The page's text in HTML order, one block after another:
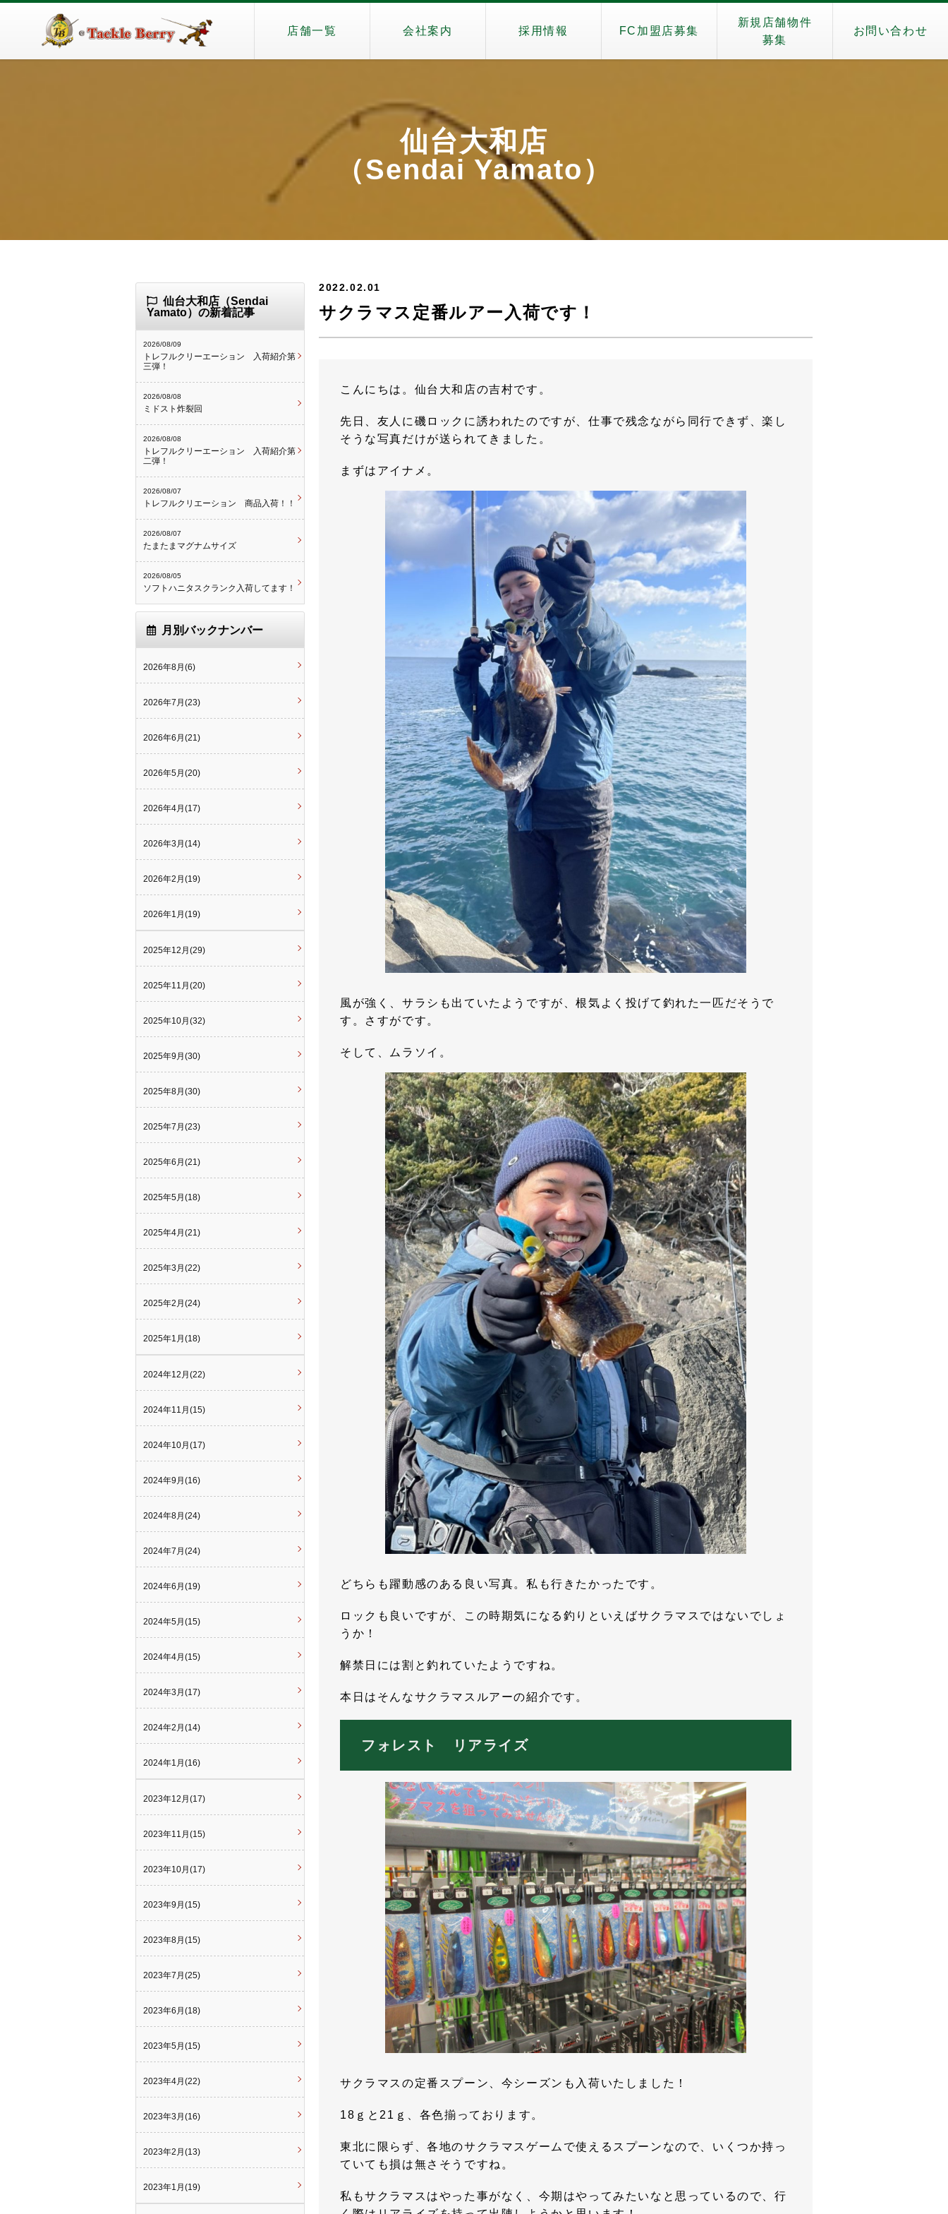
店舗一覧 会社案内 採用情報 FC加盟店募集
新規店舗物件
募集
お問い合わせ
仙台大和店
（Sendai Yamato）
2022.02.01
サクラマス定番ルアー入荷です！
こんにちは。仙台大和店の吉村です。
先日、友人に磯ロックに誘われたのですが、仕事で残念ながら同行できず、楽し
そうな写真だけが送られてきました。
まずはアイナメ。
風が強く、サラシも出ていたようですが、根気よく投げて釣れた一匹だそうで
す。さすがです。
そして、ムラソイ。
どちらも躍動感のある良い写真。私も行きたかったです。
ロックも良いですが、この時期気になる釣りといえばサクラマスではないでしょ
うか！
解禁日には割と釣れていたようですね。
本日はそんなサクラマスルアーの紹介です。
フォレスト リアライズ
サクラマスの定番スプーン、今シーズンも入荷いたしました！
18ｇと21ｇ、各色揃っております。
東北に限らず、各地のサクラマスゲームで使えるスプーンなので、いくつか持っ
ていても損は無さそうですね。
私もサクラマスはやった事がなく、今期はやってみたいなと思っているので、行
仙台大和店（Sendai
Yamato）の新着記事
2026/08/09
トレフルクリーエーション 入荷紹介第
三弾！
2026/08/08
ミドスト炸裂回
2026/08/08
トレフルクリーエーション 入荷紹介第
二弾！
2026/08/07
トレフルクリエーション 商品入荷！！
2026/08/07
たまたまマグナムサイズ
2026/08/05
ソフトハニタスクランク入荷してます！
月別バックナンバー
2026年8月(6)
2026年7月(23)
2026年6月(21)
2026年5月(20)
2026年4月(17)
2026年3月(14)
2026年2月(19)
2026年1月(19)
2025年12月(29)
2025年11月(20)
2025年10月(32)
2025年9月(30)
2025年8月(30)
2025年7月(23)
2025年6月(21)
2025年5月(18)
2025年4月(21)
2025年3月(22)
2025年2月(24)
2025年1月(18)
2024年12月(22)
2024年11月(15)
2024年10月(17)
2024年9月(16)
2024年8月(24)
2024年7月(24)
2024年6月(19)
2024年5月(15)
2024年4月(15)
2024年3月(17)
2024年2月(14)
2024年1月(16)
2023年12月(17)
2023年11月(15)
2023年10月(17)
2023年9月(15)
2023年8月(15)
2023年7月(25)
2023年6月(18)
2023年5月(15)
2023年4月(22)
2023年3月(16)
2023年2月(13)
2023年1月(19)